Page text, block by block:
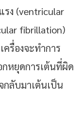
ง (ventricular
fibrillation)
รื่องจะทำการ
หยุดการเต้นที่ผิด
กลับมาเต้นเป็น